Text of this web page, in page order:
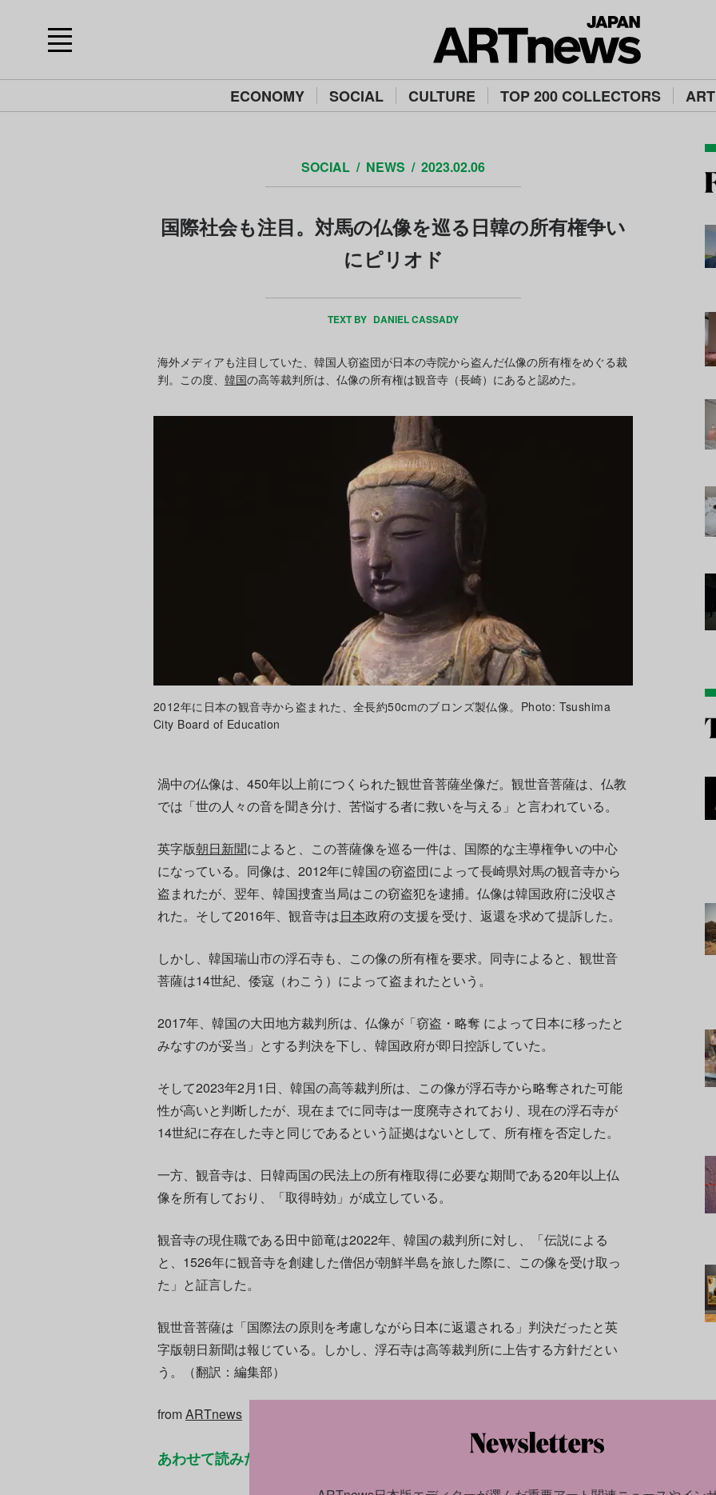
ECONOMY SOCIAL CULTURE TOP 200 COLLECTORS
SOCIAL NEWS 2023.02.06
国際社会も注目。対馬の仏像を巡る日韓の所有権争い
にピリオド
TEXT BY DANIEL CASSADY
海外メディアも注目していた、韓国人窃盗団が日本の寺院から盗んだ仏像の所有権をめぐる裁
判。この度、 韓国の高等裁判所は、仏像の所有権は観音寺（長崎）にあると認めた。
2012年に日本の観音寺から盗まれた、全長約50cmのブロンズ製仏像。Photo: Tsushima
City Board of Education
渦中の仏像は、450年以上前につくられた観世音菩薩坐像だ。観世音菩薩は、仏教
では「世の人々の音を聞き分け、苦悩する者に救いを与える」と言われている。
英字版朝日新聞によると、この菩薩像を巡る一件は、国際的な主導権争いの中心
になっている。同像は、2012年に韓国の窃盗団によって長崎県対馬の観音寺から
盗まれたが、翌年、韓国捜査当局はこの窃盗犯を逮捕。仏像は韓国政府に没収さ
れた。そして2016年、観音寺は日本政府の支援を受け、返還を求めて提訴した。
しかし、韓国瑞山市の浮石寺も、この像の所有権を要求。同寺によると、観世音
菩薩は14世紀、倭寇（わこう）によって盗まれたという。
2017年、韓国の大田地方裁判所は、仏像が「窃盗・略奪 によって日本に移ったと
みなすのが妥当」とする判決を下し、韓国政府が即日控訴していた。
そして2023年2月1日、韓国の高等裁判所は、この像が浮石寺から略奪された可能
性が高いと判断したが、現在までに同寺は一度廃寺されており、現在の浮石寺が
14世紀に存在した寺と同じであるという証拠はないとして、所有権を否定した。
一方、観音寺は、日韓両国の民法上の所有権取得に必要な期間である20年以上仏
像を所有しており、「取得時効」が成立している。
観音寺の現住職である田中節竜は2022年、韓国の裁判所に対し、「伝説による
と、1526年に観音寺を創建した僧侶が朝鮮半島を旅した際に、この像を受け取っ
た」と証言した。
観世音菩薩は「国際法の原則を考慮しながら日本に返還される」判決だったと英
字版朝日新聞は報じている。しかし、浮石寺は高等裁判所に上告する方針だとい
う。（翻訳：編集部）
fromARTnews
あわせて読みたい